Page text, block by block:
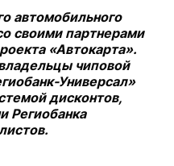
автомобильного
своими партнерами
«Автокарта».
чиповой
Универсал»
дисконтов,
Региобанка